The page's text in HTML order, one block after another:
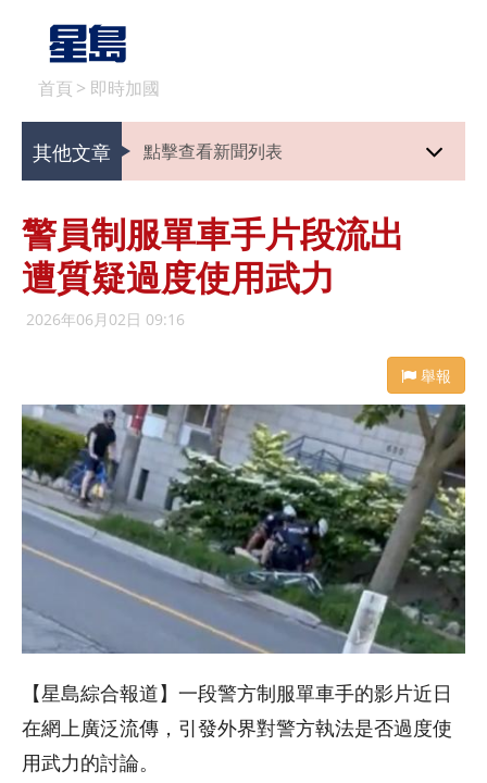
首頁 > 即時加國
其他文章 點擊查看新聞列表
警員制服單車手片段流出
遭質疑過度使用武力
2026年06月02日 09:16
舉報
【星島綜合報道】一段警方制服單車手的影片近日
在網上廣泛流傳，引發外界對警方執法是否過度使
用武力的討論。